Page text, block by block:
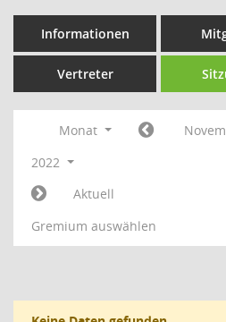
Informationen
Vertreter
Monat
2022
Aktuell
Gremium auswählen